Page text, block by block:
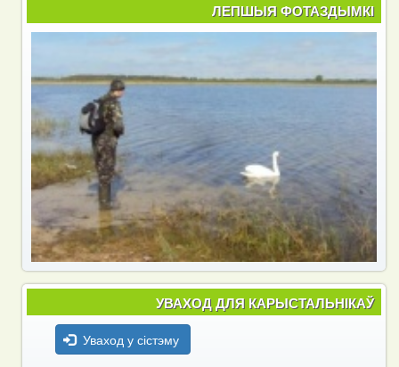
ЛЕПШЫЯ ФОТАЗДЫМКІ
УВАХОД ДЛЯ КАРЫСТАЛЬНІКАЎ
Уваход у сістэму